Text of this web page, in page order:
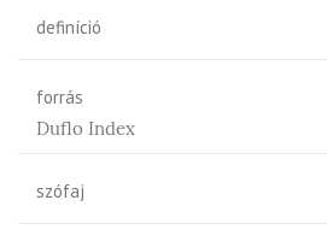
definíció
forrás
Duflo Index
szófaj